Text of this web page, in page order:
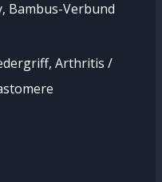
Bambus-Verbund
Arthritis /